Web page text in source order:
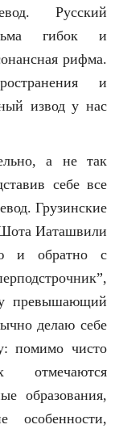
Русский
гибок и
рифма.
и
извод у нас
а не так
себе все
Грузинские
Иаташвили
и обратно с
превышающий
делаю себе
помимо чисто
образования,
особенности,